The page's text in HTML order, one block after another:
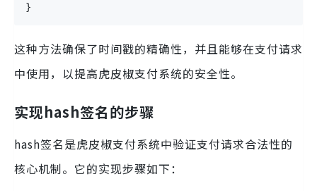
}
这种方法确保了时间戳的精确性，并且能够在支付请求
中使用，以提高虎皮椒支付系统的安全性。
实现hash签名的步骤
hash签名是虎皮椒支付系统中验证支付请求合法性的
核心机制。它的实现步骤如下：